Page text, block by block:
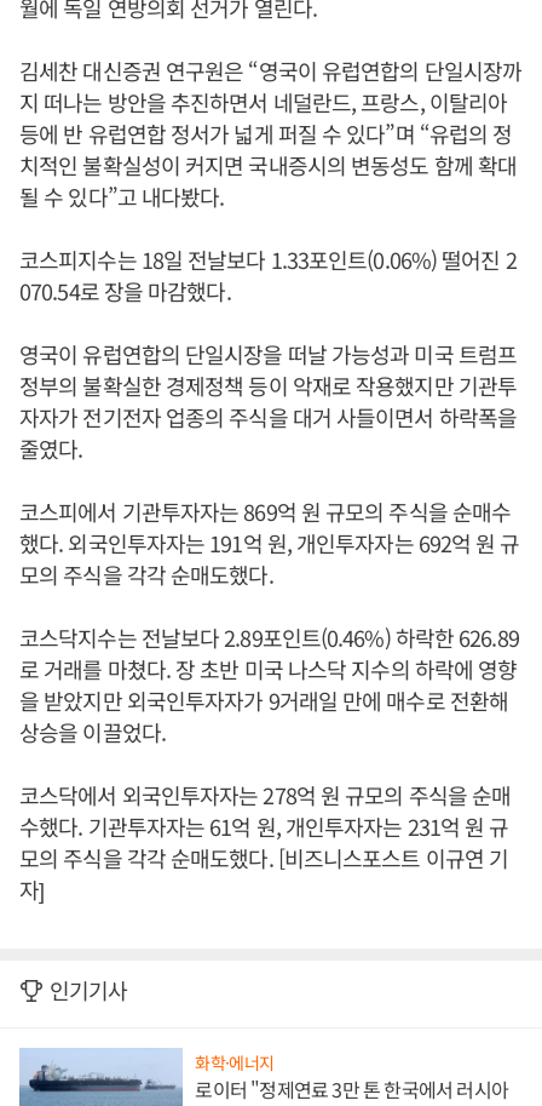
월에 독일 연방의회 선거가 열린다.
김세찬 대신증권 연구원은 “영국이 유럽연합의 단일시장까
지 떠나는 방안을 추진하면서 네덜란드, 프랑스, 이탈리아
등에 반 유럽연합 정서가 넓게 퍼질 수 있다”며 “유럽의 정
치적인 불확실성이 커지면 국내증시의 변동성도 함께 확대
될 수 있다”고 내다봤다.
코스피지수는 18일 전날보다 1.33포인트(0.06%) 떨어진 2
070.54로 장을 마감했다.
영국이 유럽연합의 단일시장을 떠날 가능성과 미국 트럼프
정부의 불확실한 경제정책 등이 악재로 작용했지만 기관투
자자가 전기전자 업종의 주식을 대거 사들이면서 하락폭을
줄였다.
코스피에서 기관투자자는 869억 원 규모의 주식을 순매수
했다. 외국인투자자는 191억 원, 개인투자자는 692억 원 규
모의 주식을 각각 순매도했다.
코스닥지수는 전날보다 2.89포인트(0.46%) 하락한 626.89
로 거래를 마쳤다. 장 초반 미국 나스닥 지수의 하락에 영향
을 받았지만 외국인투자자가 9거래일 만에 매수로 전환해
상승을 이끌었다.
코스닥에서 외국인투자자는 278억 원 규모의 주식을 순매
수했다. 기관투자자는 61억 원, 개인투자자는 231억 원 규
모의 주식을 각각 순매도했다. [비즈니스포스트 이규연 기
자]
인기기사
화학·에너지
로이터 "정제연료 3만 톤 한국에서 러시아